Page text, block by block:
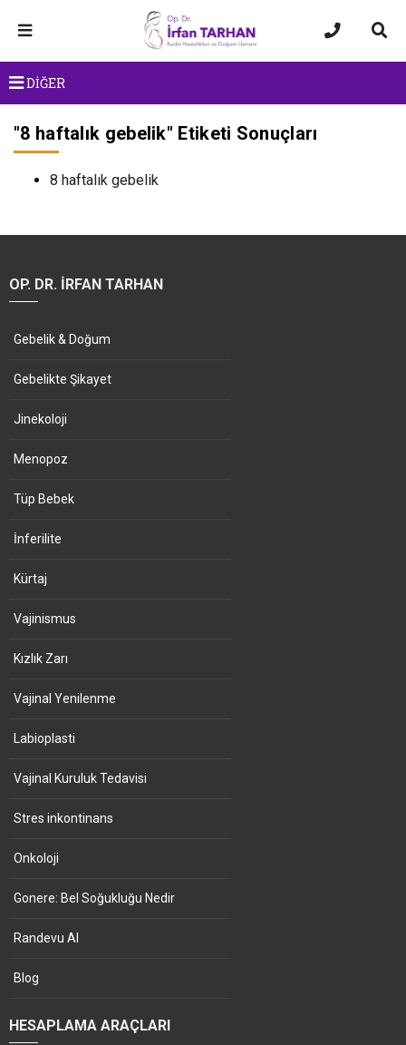
DİĞER
"8 haftalık gebelik" Etiketi Sonuçları
8 haftalık gebelik
OP. DR. İRFAN TARHAN
Gebelik & Doğum
Gebelikte Şikayet
Jinekoloji
Menopoz
Tüp Bebek
İnferilite
Kürtaj
Vajinismus
Kızlık Zarı
Vajinal Yenilenme
Labioplasti
Vajinal Kuruluk Tedavisi
Stres inkontinans
Onkoloji
Gonere: Bel Soğukluğu Nedir
Randevu Al
Blog
HESAPLAMA ARAÇLARI